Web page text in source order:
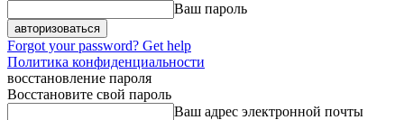
Ваш пароль
Forgot your password? Get help
Политика конфиденциальности
восстановление пароля
Восстановите свой пароль
Ваш адрес электронной почты